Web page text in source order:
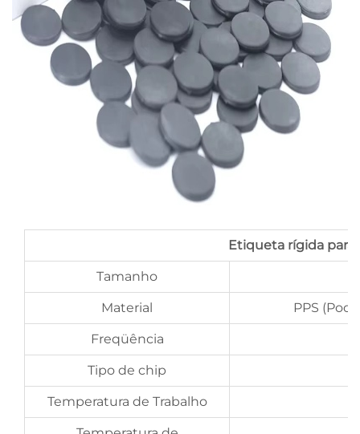
Etiqueta rígida para
Tamanho
Material PPS
Freqüência
Tipo de chip
Temperatura de Trabalho